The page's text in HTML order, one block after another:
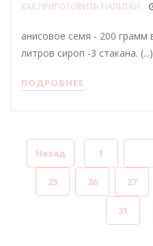
КАК ПРИГОТОВИТЬ НАПИТКИ
анисовое семя - 200 грамм
литров сироп -3 стакана. (...)
ПОДРОБНЕЕ
Назад 1
25 26 27
31